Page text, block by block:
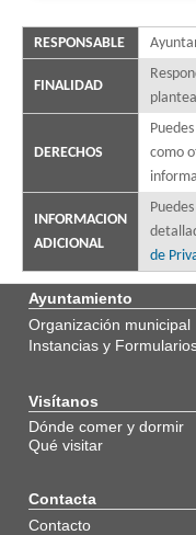
RESPONSABLE
FINALIDAD
DERECHOS
como
INFORMACION
ADICIONAL
de
Ayuntamiento
Organización municipal
Instancias y
Visítanos
Dónde comer y dormir
Qué visitar
Contacta
Contacto